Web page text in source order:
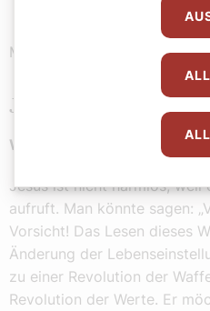
Markus Tiwald
Jesus ruft zur
Warum ist eigentlich Jesus
Jesus ist nicht harmlos, weil
aufruft. Man könnte sagen:
Vorsicht! Das Lesen dieses
Änderung der
zu einer Revolution der
Revolution der Werte. Er